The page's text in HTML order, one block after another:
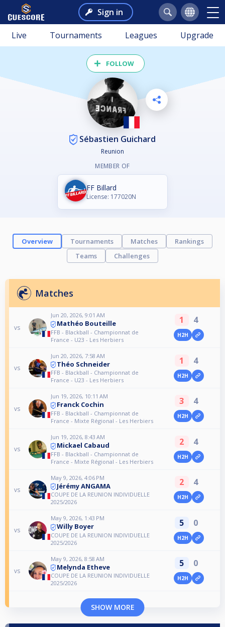
Sign in
Live Tournaments Leagues Upgrade
FOLLOW
Sébastien Guichard
Reunion
MEMBER OF
FF Billard
License: 177020N
Overview Tournaments Matches
Rankings
Teams
Challenges
Matches
vs
Jun 20, 2026, 9:01 AM
Mathéo Bouteille
FFB - Blackball - Championnat de
France - U23 - Les Herbiers
1 4
H2H
vs
Jun 20, 2026, 7:58 AM
Théo Schneider
FFB - Blackball - Championnat de
France - U23 - Les Herbiers
1 4
H2H
vs
Jun 19, 2026, 10:11 AM
Franck Cochin
FFB - Blackball - Championnat de
France - Mixte Régional - Les Herbiers
3 4
H2H
vs
Jun 19, 2026, 8:43 AM
Mickael Cabaud
FFB - Blackball - Championnat de
France - Mixte Régional - Les Herbiers
2 4
H2H
vs
May 9, 2026, 4:06 PM
Jérémy ANGAMA
COUPE DE LA REUNION INDIVIDUELLE
2025/2026
2 4
H2H
vs
May 9, 2026, 1:43 PM
Willy Boyer
COUPE DE LA REUNION INDIVIDUELLE
2025/2026
5 0
H2H
vs
May 9, 2026, 8:58 AM
Melynda Etheve
COUPE DE LA REUNION INDIVIDUELLE
2025/2026
5 0
H2H
SHOW MORE